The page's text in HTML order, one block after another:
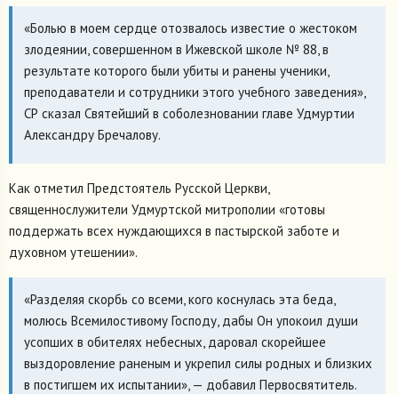
«Болью в моем сердце отозвалось известие о жестоком
злодеянии, совершенном в Ижевской школе № 88, в
результате которого были убиты и ранены ученики,
преподаватели и сотрудники этого учебного заведения»,
СР сказал Святейший в соболезновании главе Удмуртии
Александру Бречалову.
Как отметил Предстоятель Русской Церкви,
священнослужители Удмуртской митрополии «готовы
поддержать всех нуждающихся в пастырской заботе и
духовном утешении».
«Разделяя скорбь со всеми, кого коснулась эта беда,
молюсь Всемилостивому Господу, дабы Он упокоил души
усопших в обителях небесных, даровал скорейшее
выздоровление раненым и укрепил силы родных и близких
в постигшем их испытании», — добавил Первосвятитель.